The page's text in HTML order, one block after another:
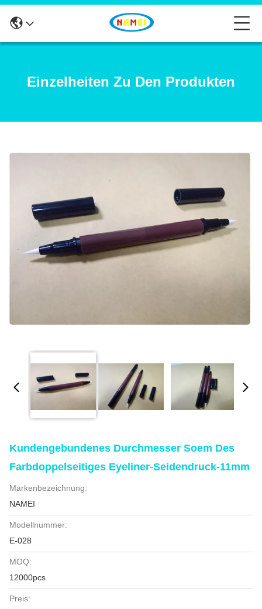
Einzelheiten Zu Den Produkten
Kundengebundenes Durchmesser Soem Des
Farbdoppelseitiges Eyeliner-Seidendruck-11mm
Markenbezeichnung:
NAMEI
Modellnummer:
E-028
MOQ:
12000pcs
Preis: